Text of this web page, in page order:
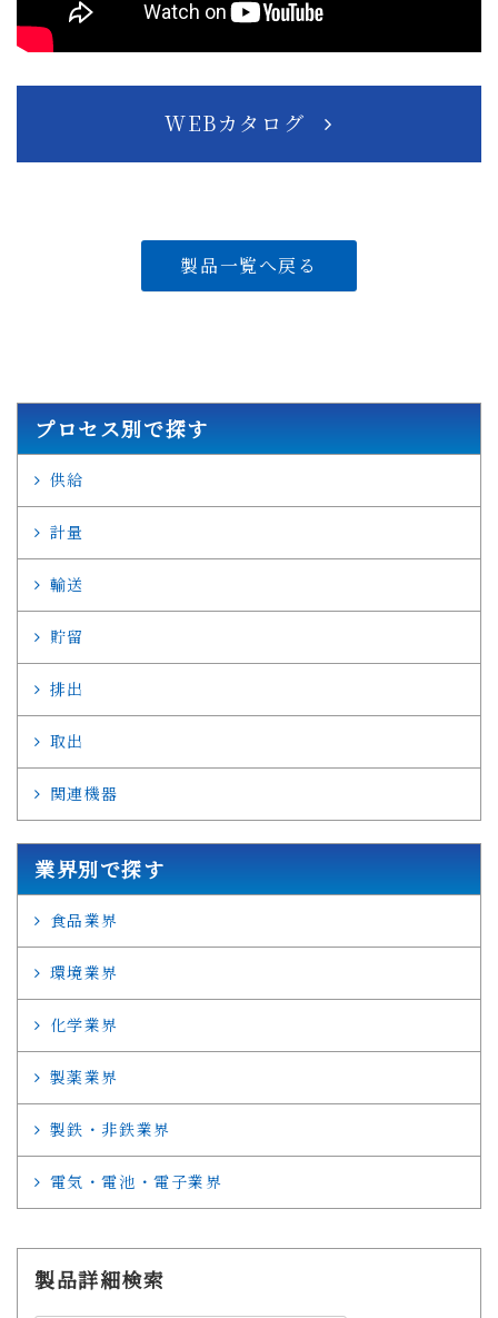
WEBカタログ
製品一覧へ戻る
プロセス別で探す
供給
計量
輸送
貯留
排出
取出
関連機器
業界別で探す
食品業界
環境業界
化学業界
製薬業界
製鉄・非鉄業界
電気・電池・電子業界
製品詳細検索